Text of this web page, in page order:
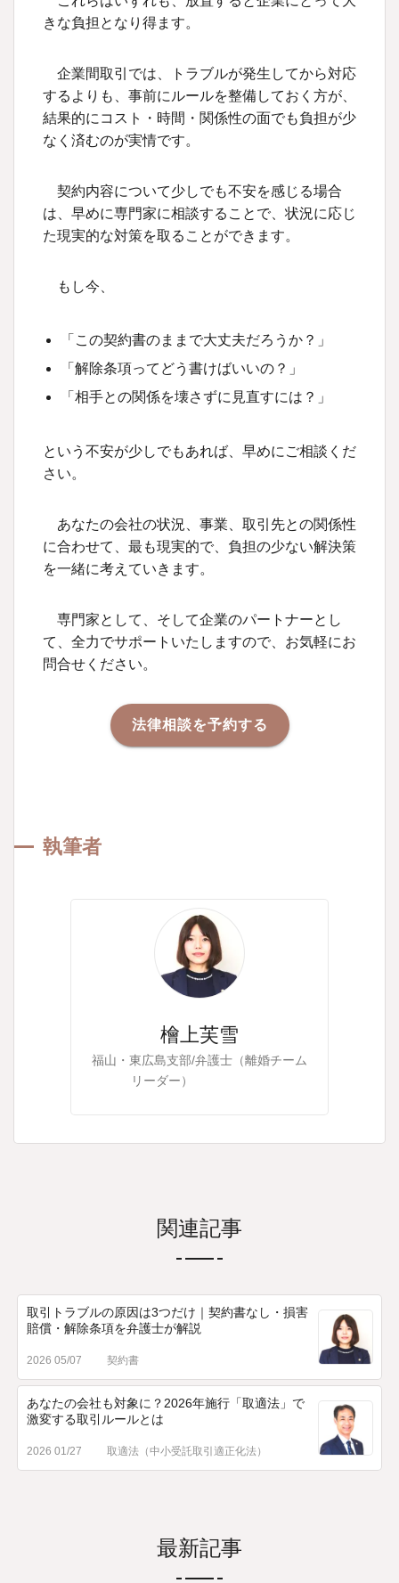
きな負担となり得ます。
企業間取引では、トラブルが発生してから対応
するよりも、事前にルールを整備しておく方が、
結果的にコスト・時間・関係性の面でも負担が少
なく済むのが実情です。
契約内容について少しでも不安を感じる場合
は、早めに専門家に相談することで、状況に応じ
た現実的な対策を取ることができます。
もし今、
「この契約書のままで大丈夫だろうか？」
「解除条項ってどう書けばいいの？」
「相手との関係を壊さずに見直すには？」
という不安が少しでもあれば、早めにご相談くだ
さい。
あなたの会社の状況、事業、取引先との関係性
に合わせて、最も現実的で、負担の少ない解決策
を一緒に考えていきます。
専門家として、そして企業のパートナーとし
て、全力でサポートいたしますので、お気軽にお
問合せください。
法律相談を予約する
執筆者
檜上芙雪
福山・東広島支部/弁護士（離婚チーム
リーダー）
関連記事
取引トラブルの原因は3つだけ｜契約書なし・損害
賠償・解除条項を弁護士が解説
2026 05/07 契約書
あなたの会社も対象に？2026年施行「取適法」で
激変する取引ルールとは
2026 01/27 取適法（中小受託取引適正化法）
最新記事